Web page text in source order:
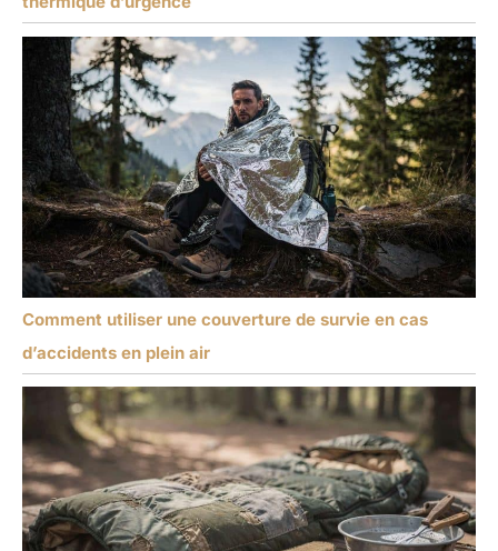
Comment utiliser une couverture de survie en cas
d’accidents en plein air